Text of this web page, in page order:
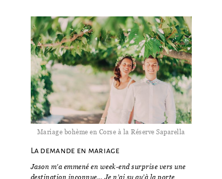
Mariage bohème en Corse à la Réserve Saparella
La demande en mariage
Jason m’a emmené en week-end surprise vers une
destination inconnue… Je n’ai su qu’à la porte